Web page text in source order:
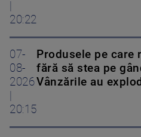
20:22
07-
08-
2026
20:15
Produsele pe care
fără să stea pe
Vânzările au